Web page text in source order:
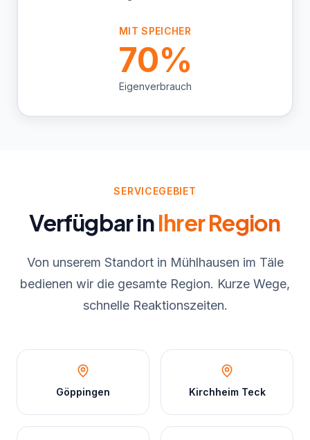
MIT SPEICHER
70%
Eigenverbrauch
SERVICEGEBIET
Verfügbar inIhrer Region
Von unserem Standort in Mühlhausen im Täle
bedienen wir die gesamte Region. Kurze Wege,
schnelle Reaktionszeiten.
Göppingen Kirchheim Teck